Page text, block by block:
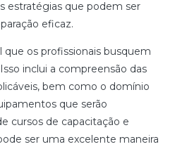
estratégias que podem ser
eficaz.
que os profissionais busquem
inclui a compreensão das
bem como o domínio
que serão
cursos de capacitação e
ser uma excelente maneira